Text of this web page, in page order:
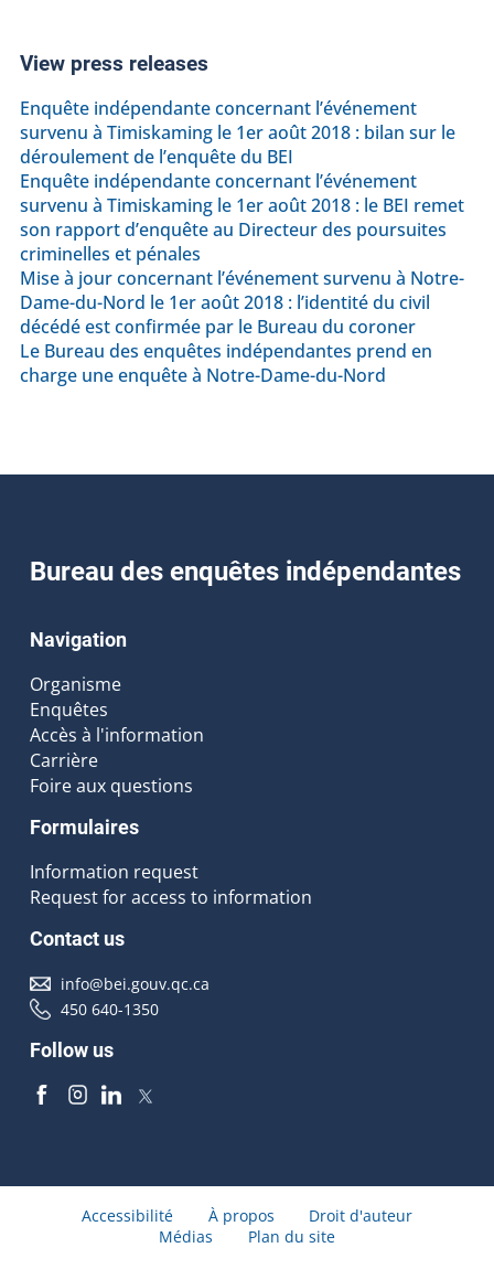
View press releases
Enquête indépendante concernant l’événement
survenu à Timiskaming le 1er août 2018 : bilan sur le
déroulement de l’enquête du BEI
Enquête indépendante concernant l’événement
survenu à Timiskaming le 1er août 2018 : le BEI remet
son rapport d’enquête au Directeur des poursuites
criminelles et pénales
Mise à jour concernant l’événement survenu à Notre-
Dame-du-Nord le 1er août 2018 : l’identité du civil
décédé est confirmée par le Bureau du coroner
Le Bureau des enquêtes indépendantes prend en
charge une enquête à Notre-Dame-du-Nord
Bureau des enquêtes indépendantes
Navigation
Organisme
Enquêtes
Accès à l'information
Carrière
Foire aux questions
Formulaires
Information request
Request for access to information
Contact us
info@bei.gouv.qc.ca
450 640-1350
Follow us
Accessibilité À propos
Droit d'auteur
Médias
Plan du site